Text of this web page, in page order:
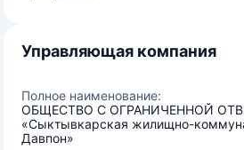
Управляющая компания
Полное наименование:
ОБЩЕСТВО С ОГРАНИЧЕННОЙ
«Сыктывкарская жилищно-
Давпон»